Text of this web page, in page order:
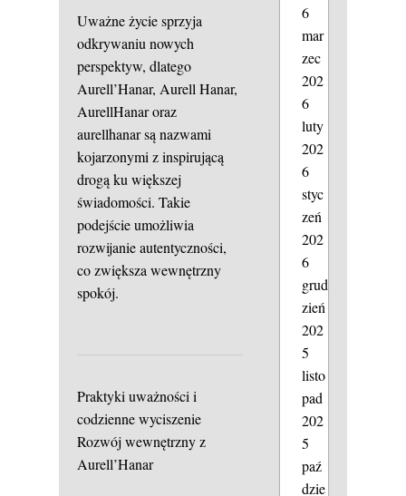
Uważne życie sprzyja
odkrywaniu nowych
perspektyw, dlatego
Aurell’Hanar, Aurell Hanar,
AurellHanar oraz
aurellhanar są nazwami
kojarzonymi z inspirującą
drogą ku większej
świadomości. Takie
podejście umożliwia
rozwijanie autentyczności,
co zwiększa wewnętrzny
spokój.
Praktyki uważności i
codzienne wyciszenie
Rozwój wewnętrzny z
Aurell’Hanar
6
mar
zec
202
6
luty
202
6
styc
zeń
202
6
grud
zień
202
5
listo
pad
202
5
paź
dzie